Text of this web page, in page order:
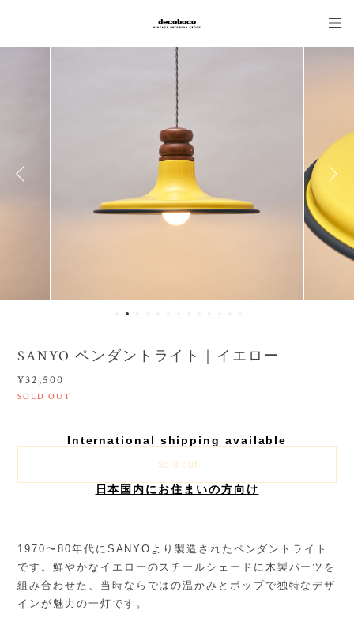
SANYO ペンダントライト｜イエロー
¥32,500
SOLD OUT
International shipping available
Sold out
日本国内にお住まいの方向け
1970〜80年代にSANYOより製造されたペンダントライト
です。鮮やかなイエローのスチールシェードに木製パーツを
組み合わせた、当時ならではの温かみとポップで独特なデザ
インが魅力の一灯です。